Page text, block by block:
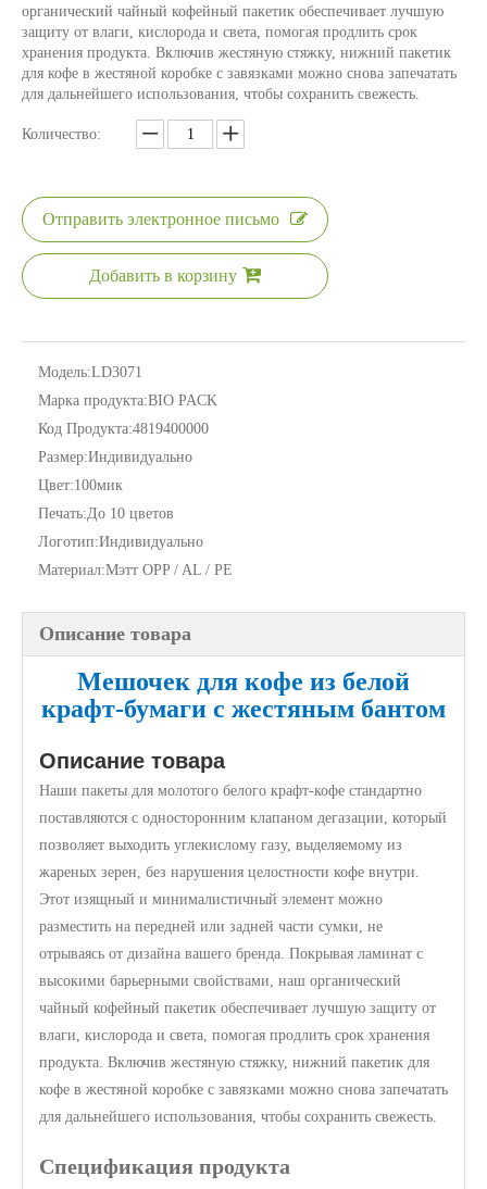
органический чайный кофейный пакетик обеспечивает лучшую
защиту от влаги, кислорода и света, помогая продлить срок
хранения продукта. Включив жестяную стяжку, нижний пакетик
для кофе в жестяной коробке с завязками можно снова запечатать
для дальнейшего использования, чтобы сохранить свежесть.
Количество:
Отправить электронное письмо
Добавить в корзину
Модель:LD3071
Марка продукта:BIO PACK
Код Продукта:4819400000
Размер:Индивидуально
Цвет:100мик
Печать:До 10 цветов
Логотип:Индивидуально
Материал:Мэтт OPP / AL / PE
Описание товара
Мешочек для кофе из белой
крафт-бумаги с жестяным бантом
Описание товара
Наши пакеты для молотого белого крафт-кофе стандартно
поставляются с односторонним клапаном дегазации, который
позволяет выходить углекислому газу, выделяемому из
жареных зерен, без нарушения целостности кофе внутри.
Этот изящный и минималистичный элемент можно
разместить на передней или задней части сумки, не
отрываясь от дизайна вашего бренда. Покрывая ламинат с
высокими барьерными свойствами, наш органический
чайный кофейный пакетик обеспечивает лучшую защиту от
влаги, кислорода и света, помогая продлить срок хранения
продукта. Включив жестяную стяжку, нижний пакетик для
кофе в жестяной коробке с завязками можно снова запечатать
для дальнейшего использования, чтобы сохранить свежесть.
Спецификация продукта